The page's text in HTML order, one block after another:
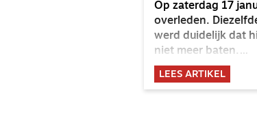
Op zaterdag 17
overleden.
werd duidelijk dat
niet meer baten.
In één keer werd
Lauren en hun
LEES ARTIKEL